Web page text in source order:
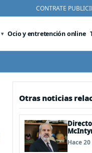
CONTRATE
Ocio y entretención online
Otras noticias
Hace